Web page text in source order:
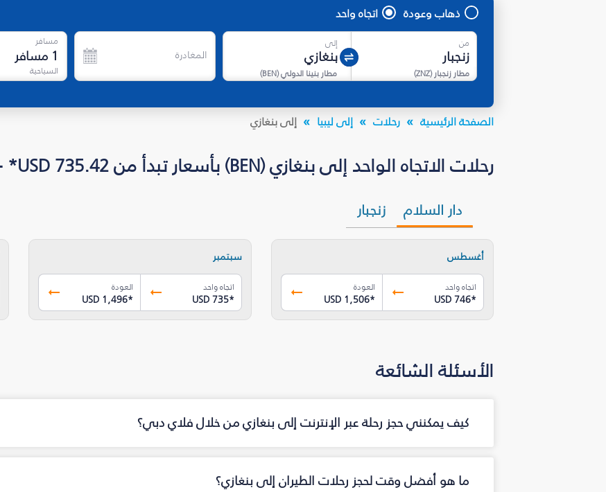
ذهاب وعودة اتجاه واحد
من
مطار زنجبار (
ZNZ
)
إلى
مطار بنينا الدولي(
BEN
)
المغادرة
مسافر
1 مسافر
السياحية
الصفحة الرئيسية رحلات إلى ليبيا إلى بنغازي
رحلات الاتجاه الواحد إلى بنغازي (BEN) بأسعار تبدأ من USD 735.42* - فلاي دبي
دار السلام زنجبار
أغسطس
اتجاه واحد
USD 746*
العودة
USD 1,506*
سبتمبر
اتجاه واحد
USD 735*
العودة
USD 1,496*
الأسئلة الشائعة
كيف يمكنني حجز رحلة عبر الإنترنت إلى بنغازي من خلال فلاي دبي؟
ما هو أفضل وقت لحجز رحلات الطيران إلى بنغازي؟